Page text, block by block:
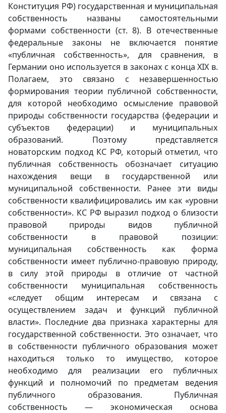
Конституция РФ) государственная и муниципальная
собственность названы самостоятельными
формами собственности (ст. 8). В отечественные
федеральные законы не включается понятие
«публичная собственность», для сравнения, в
Германии оно используется в законах с конца XIX в.
Полагаем, это связано с незавершенностью
формирования теории публичной собственности,
для которой необходимо осмысление правовой
природы собственности государства (федерации и
субъектов федерации) и муниципальных
образований. Поэтому представляется
новаторским подход КС РФ, который отметил, что
публичная собственность обозначает ситуацию
нахождения вещи в государственной или
муниципальной собственности. Ранее эти виды
собственности квалифицировались им как «уровни
собственности». КС РФ выразил подход о близости
правовой природы видов публичной
собственности в правовой позиции:
муниципальная собственность как форма
собственности имеет публично-правовую природу,
в силу этой природы в отличие от частной
собственности муниципальная собственность
«следует общим интересам и связана с
осуществлением задач и функций публичной
власти». Последние два признака характерны для
государственной собственности. Это означает, что
в собственности публичного образования может
находиться только то имущество, которое
необходимо для реализации его публичных
функций и полномочий по предметам ведения
публичного образования. Публичная
собственность — экономическая основа